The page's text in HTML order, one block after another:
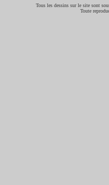
Tous les dessins sur le site sont
Toute